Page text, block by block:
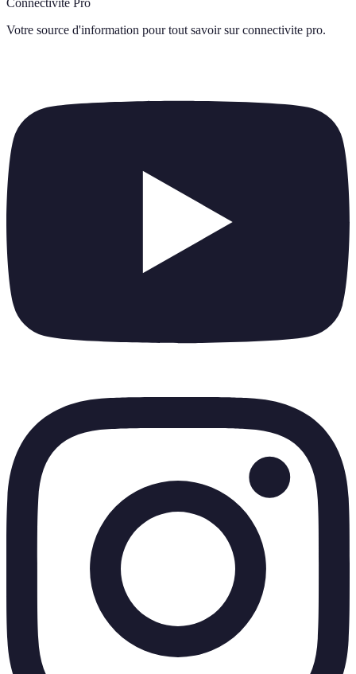
Votre source d'information pour tout savoir sur connectivite pro.